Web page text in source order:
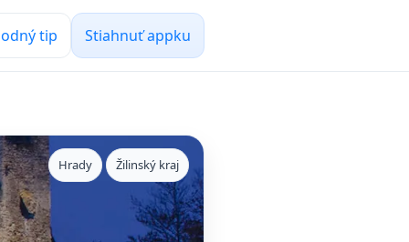
tip Stiahnuť appku
Hrady Žilinský kraj